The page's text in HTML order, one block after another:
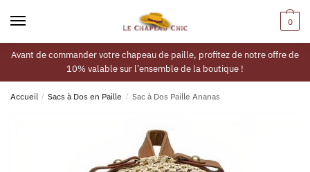
0
Avant de commander votre chapeau de paille, profitez de notre offre de
10% valable sur l’ensemble de la boutique !
Accueil / Sacs à Dos en Paille / Sac à Dos Paille Ananas